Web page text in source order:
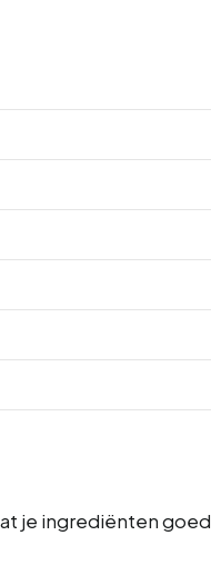
je ingrediënten goed